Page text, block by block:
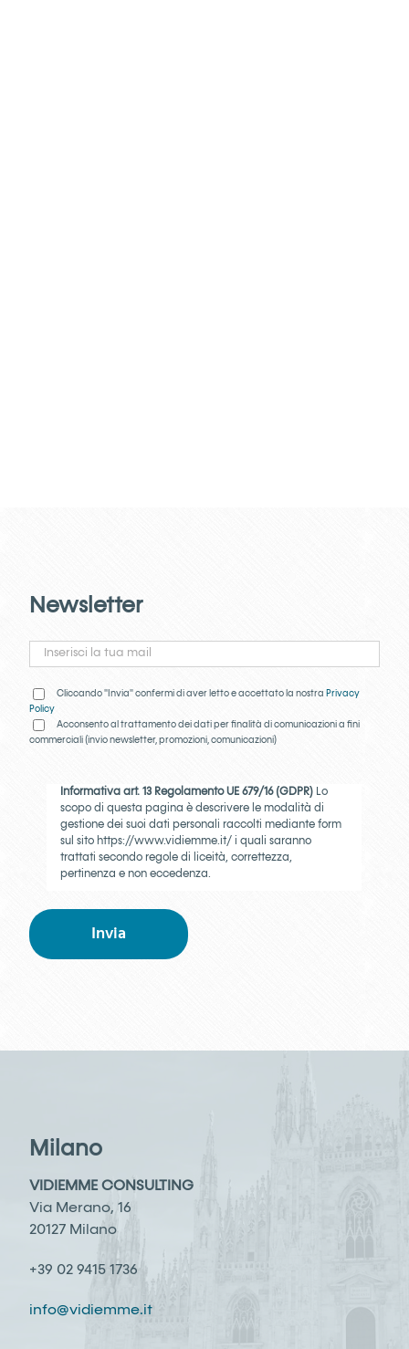
Newsletter
Cliccando "Invia" confermi di aver letto e accettato la nostra Privacy
Policy
Acconsento al trattamento dei dati per finalità di comunicazioni a fini
commerciali (invio newsletter, promozioni, comunicazioni)
Informativa art. 13 Regolamento UE 679/16 (GDPR) Lo
scopo di questa pagina è descrivere le modalità di
gestione dei suoi dati personali raccolti mediante form
sul sito https://www.vidiemme.it/ i quali saranno
trattati secondo regole di liceità, correttezza,
pertinenza e non eccedenza.
1)Perché riceve questa comunicazione
CONSULTING S.R.L., P. Iva 04363010960 - Via Natale
Battaglia, 8 20127 Milano (MI), in qualità di Titolare del
Trattamento, vuole informarvi su quali dati raccoglie e
eventuali ulteriori dati inseriti nel curriculum vitae e/o
particolari ex art. 9 Reg. UE 679/2016 quali
l’appartenenza a categorie protette.
I dati sono raccolti attraverso le seguenti modalità : -
seguente indirizzo web: https://www.vidiemme.it/
posta all’indirizzo del Titolare.
Milano
VIDIEMME CONSULTING
Via Merano, 16
20127 Milano
+39 02 9415 1736
info@vidiemme.it